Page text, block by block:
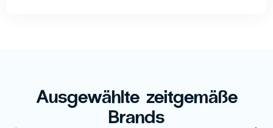
Ausgewählte zeitgemäße
Brands